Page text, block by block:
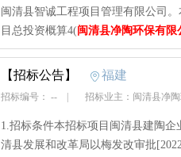
闽清县智诚工程项目管理有限公司
目总投资概算4( 闽清县净陶环保有限
【招标公告】 福建
招标编号： -- 招标业主：闽清县净
1.招标条件本招标项目闽清县建陶
清县发展和改革局以梅发改审批